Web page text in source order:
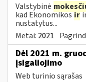
Valstybinė
kad Ekonomikosir
nustatytus...
Metai: 2021
Dėl 2021 m.
įsigaliojimo
Web turinio sąrašas